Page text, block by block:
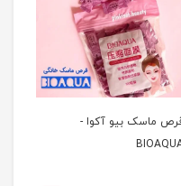
ماسک بیو آکوا -